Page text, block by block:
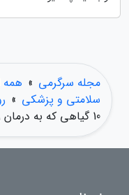
مجله سرگرمی » همه
سلامتی و پزشکی »
10 گیاهی که به درمان ریزش مو یاری می نمایند